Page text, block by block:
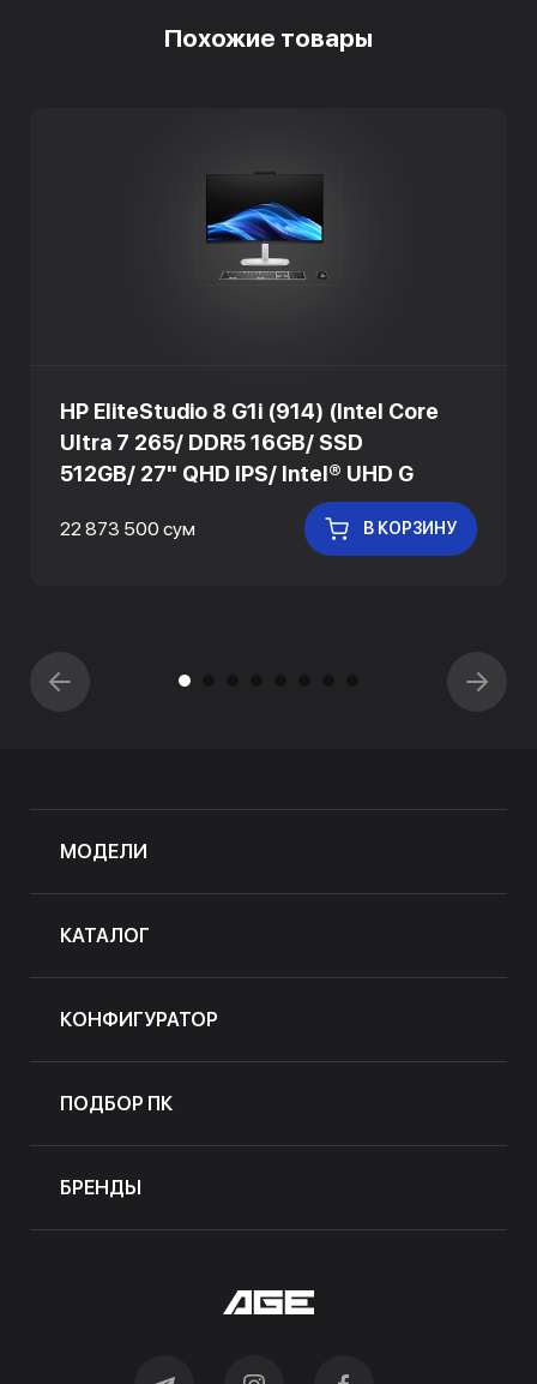
Похожие товары
HP EliteStudio 8 G1i (914) (Intel Core
Ultra 7 265/ DDR5 16GB/ SSD
512GB/ 27" QHD IPS/ Intel® UHD G
22 873 500 сум В КОРЗИНУ
МОДЕЛИ
КАТАЛОГ
КОНФИГУРАТОР
ПОДБОР ПК
БРЕНДЫ